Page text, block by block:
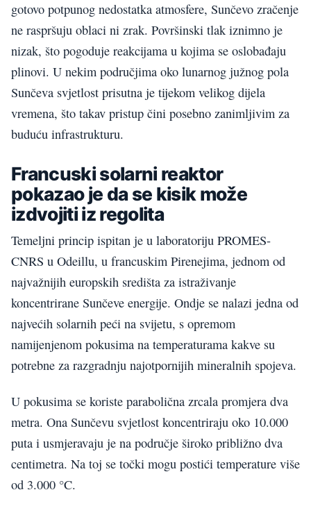
gotovo potpunog nedostatka atmosfere, Sunčevo zračenje
ne raspršuju oblaci ni zrak. Površinski tlak iznimno je
nizak, što pogoduje reakcijama u kojima se oslobađaju
plinovi. U nekim područjima oko lunarnog južnog pola
Sunčeva svjetlost prisutna je tijekom velikog dijela
vremena, što takav pristup čini posebno zanimljivim za
buduću infrastrukturu.
Francuski solarni reaktor
pokazao je da se kisik može
izdvojiti iz regolita
Temeljni princip ispitan je u laboratoriju PROMES-
CNRS u Odeillu, u francuskim Pirenejima, jednom od
najvažnijih europskih središta za istraživanje
koncentrirane Sunčeve energije. Ondje se nalazi jedna od
najvećih solarnih peći na svijetu, s opremom
namijenjenom pokusima na temperaturama kakve su
potrebne za razgradnju najotpornijih mineralnih spojeva.
U pokusima se koriste parabolična zrcala promjera dva
metra. Ona Sunčevu svjetlost koncentriraju oko 10.000
puta i usmjeravaju je na područje široko približno dva
centimetra. Na toj se točki mogu postići temperature više
od 3.000 °C.